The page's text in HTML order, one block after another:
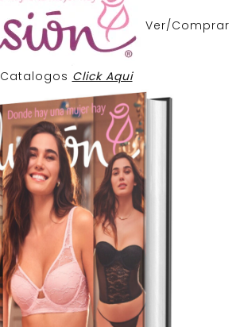
Ver/Comprar
Catalogos Click Aqui